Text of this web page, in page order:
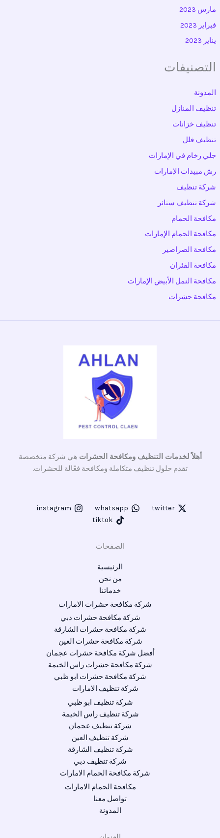
مارس 2023
فبراير 2023
يناير 2023
التصنيفات
المدونة
تنظيف المنازل
تنظيف خزانات
تنظيف فلل
جلي رخام في الإمارات
رش مبيدات الإمارات
شركة تنظيف
شركة تنظيف ستائر
مكافحة الحمام
مكافحة الحمام الإمارات
مكافحة الصراصير
مكافحة الفئران
مكافحة النمل الأبيض الإمارات
مكافحة حشرات
أهلاً لخدمات التنظيف ومكافحة الحشرات هي شركة متخصصة
تقدم حلول تنظيف متكاملة ومكافحة فعّالة للحشرات.
twitter
whatsapp
instagram
tiktok
الصفحات
الرئيسية
من نحن
خدماتنا
شركة مكافحة حشرات الامارات
شركة مكافحة حشرات دبي
شركة مكافحة حشرات الشارقة
شركة مكافحة حشرات العين
أفضل شركة مكافحة حشرات عجمان
شركة مكافحة حشرات راس الخيمة
شركة مكافحة حشرات ابو ظبي
شركة تنظيف الامارات
شركة تنظيف ابو ظبي
شركة تنظيف راس الخيمة
شركة تنظيف عجمان
شركة تنظيف العين
شركة تنظيف الشارقة
شركة تنظيف دبي
شركة مكافحة الحمام الامارات
مكافحة الحمام الامارات
تواصل معنا
المدونة